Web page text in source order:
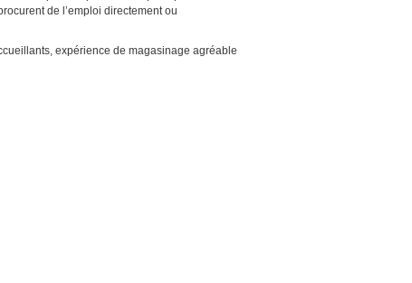
de l’emploi directement ou
expérience de magasinage agréable